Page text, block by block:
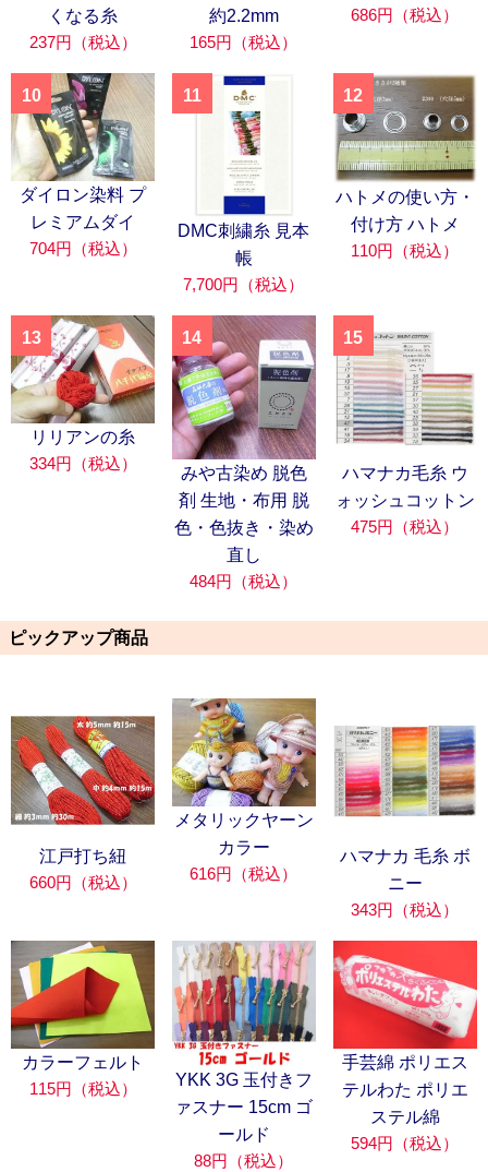
くなる糸
237円（税込）
約2.2mm
165円（税込）
686円（税込）
10
ダイロン染料 プ
レミアムダイ
704円（税込）
11
DMC刺繍糸 見本
帳
7,700円（税込）
12
ハトメの使い方・
付け方 ハトメ
110円（税込）
13
リリアンの糸
334円（税込）
14
みや古染め 脱色
剤 生地・布用 脱
色・色抜き・染め
直し
484円（税込）
15
ハマナカ毛糸 ウ
ォッシュコットン
475円（税込）
ピックアップ商品
江戸打ち紐
660円（税込）
メタリックヤーン
カラー
616円（税込）
ハマナカ 毛糸 ボ
ニー
343円（税込）
カラーフェルト
115円（税込）
YKK 3G 玉付きフ
ァスナー 15cm ゴ
ールド
88円（税込）
手芸綿 ポリエス
テルわた ポリエ
ステル綿
594円（税込）